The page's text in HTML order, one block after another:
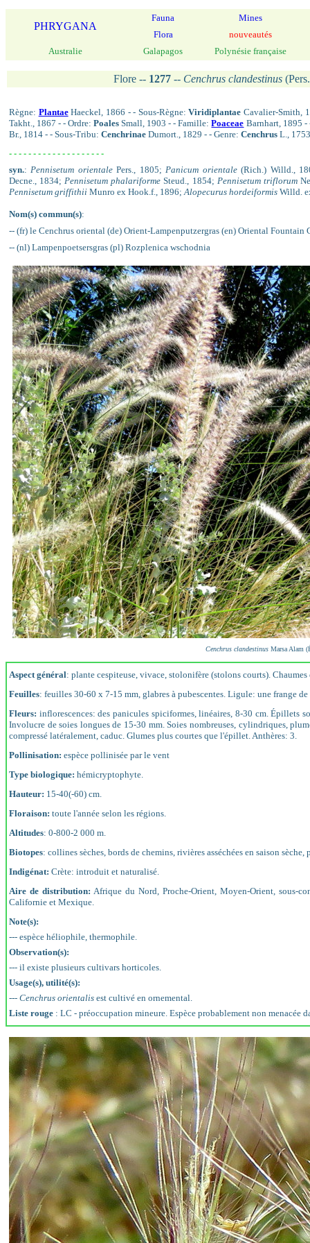
PHRYGANA
Fauna
Mines
Flora
nouveautés
Australie
Galapagos Polynésie française
Flore -- 1277 -- Cenchrus clandestinus
Règne: PlantaeHaeckel, 1866 - - Sous-Règne:Viridiplantae Cavalier-Smith,
Takht., 1867 - - Ordre:Poales Small, 1903 - - Famille:Poaceae Barnhart, 1895
Br., 1814 - - Sous-Tribu: Cenchrinae Dumort., 1829 - - Genre: Cenchrus L., 1753
- - - - - - - - - - - - - - - - - - - -
syn.:Pennisetum orientalePers., 1805;Panicum orientale(Rich.) Willd.,
Decne., 1834;Pennisetum phalariforme Steud., 1854; Pennisetum triflorum
Pennisetum griffithii Munro ex Hook.f., 1896;Alopecurus hordeiformis Willd.
Nom(s) commun(s):
-- (fr) le Cenchrus oriental (de) Orient-Lampenputzergras (en) Oriental Fountain
-- (nl) Lampenpoetsersgras (pl) Rozplenica wschodnia
Cenchrus clandestinus Marsa Alam
Aspect général: plante cespiteuse, vivace, stolonifère (stolons courts).
Feuilles: feuilles 30-60 x 7-15 mm, glabres à pubescentes. Ligule: une frange
Fleurs: inflorescences: des panicules spiciformes, linéaires, 8-30 cm. Épillets
Involucre de soies longues de 15-30 mm. Soies nombreuses, cylindriques,
compressé latéralement, caduc. Glumes plus courtes que l'épillet. Anthères: 3.
Pollinisation: espèce pollinisée par le vent
Type biologique: hémicryptophyte.
Hauteur: 15-40(-60) cm.
Floraison: toute l'année selon les régions.
Altitudes: 0-800-2 000 m.
Biotopes: collines sèches, bords de chemins, rivières asséchées en saison
Indigénat: Crète: introduit et naturalisé.
Aire de distribution: Afrique du Nord, Proche-Orient, Moyen-Orient, sous-
Californie et Mexique.
Note(s):
--- espèce héliophile, thermophile.
Observation(s):
--- il existe plusieurs cultivars horticoles.
Usage(s), utilité(s):
--- Cenchrus orientalis est cultivé en ornemental.
Liste rouge : LC - préoccupation mineure. Espèce probablement non menacée